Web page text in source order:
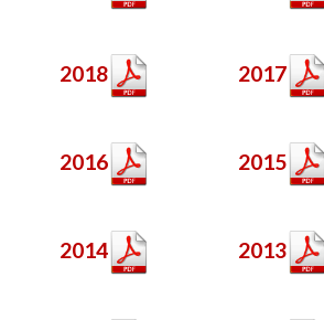
2018 2017
2016 2015
2014 2013